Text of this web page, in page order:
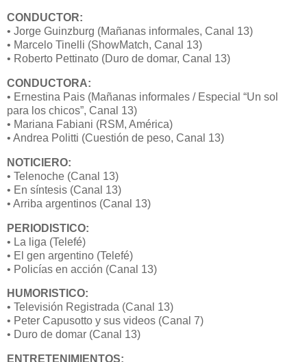
CONDUCTOR:
• Jorge Guinzburg (Mañanas informales, Canal 13)
• Marcelo Tinelli (ShowMatch, Canal 13)
• Roberto Pettinato (Duro de domar, Canal 13)
CONDUCTORA:
• Ernestina Pais (Mañanas informales / Especial “Un sol
para los chicos”, Canal 13)
• Mariana Fabiani (RSM, América)
• Andrea Politti (Cuestión de peso, Canal 13)
NOTICIERO:
• Telenoche (Canal 13)
• En síntesis (Canal 13)
• Arriba argentinos (Canal 13)
PERIODISTICO:
• La liga (Telefé)
• El gen argentino (Telefé)
• Policías en acción (Canal 13)
HUMORISTICO:
• Televisión Registrada (Canal 13)
• Peter Capusotto y sus videos (Canal 7)
• Duro de domar (Canal 13)
ENTRETENIMIENTOS: